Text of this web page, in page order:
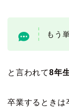
もう
と言われて8年
卒業するときは